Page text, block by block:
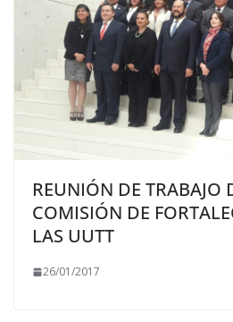
REUNIÓN DE TRABAJO
COMISIÓN DE
LAS UUTT
26/01/2017